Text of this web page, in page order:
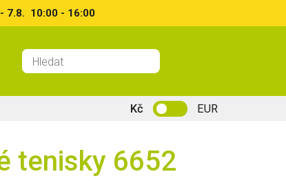
10:00 - 16:00
Kč EUR
tenisky 6652